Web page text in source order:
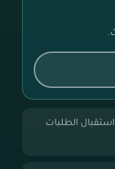
— واستقبال الطلبات